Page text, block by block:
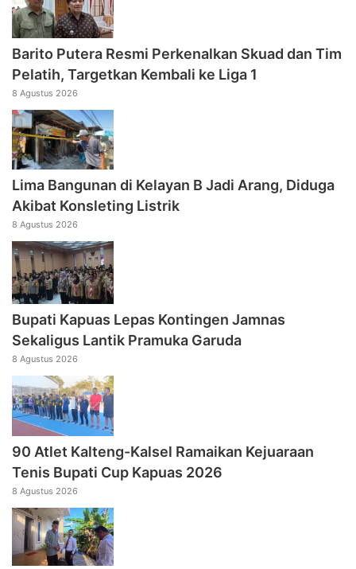
Barito Putera Resmi Perkenalkan Skuad dan Tim
Pelatih, Targetkan Kembali ke Liga 1
8 Agustus 2026
Lima Bangunan di Kelayan B Jadi Arang, Diduga
Akibat Konsleting Listrik
8 Agustus 2026
Bupati Kapuas Lepas Kontingen Jamnas
Sekaligus Lantik Pramuka Garuda
8 Agustus 2026
90 Atlet Kalteng-Kalsel Ramaikan Kejuaraan
Tenis Bupati Cup Kapuas 2026
8 Agustus 2026